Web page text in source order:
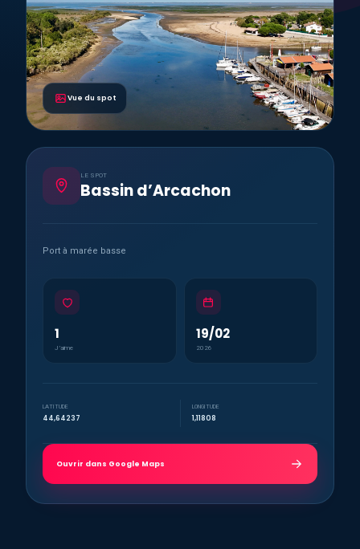
Vue du spot
LE SPOT
Bassin d’Arcachon
Port à marée basse
1
J’aime
19/02
2026
LATITUDE
44,64237
LONGITUDE
1,11808
Ouvrir dans Google Maps